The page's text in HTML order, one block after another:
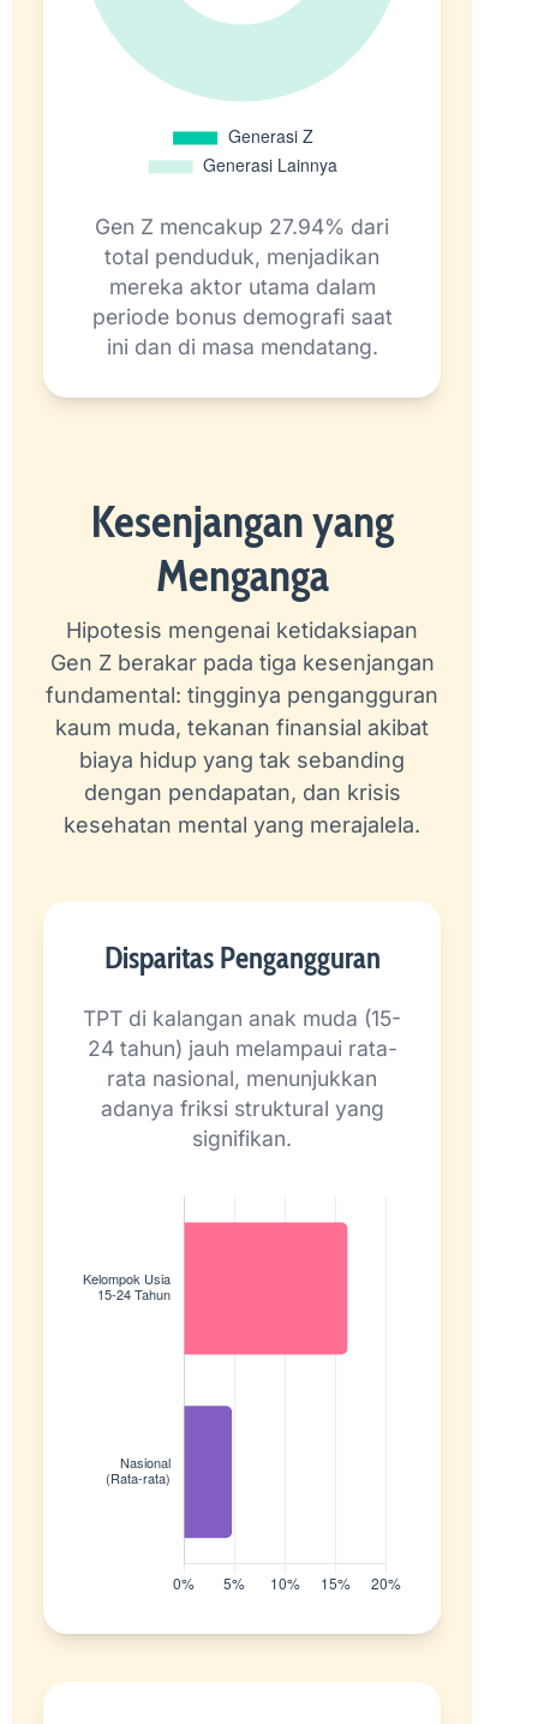
Gen Z mencakup 27.94% dari
total penduduk, menjadikan
mereka aktor utama dalam
periode bonus demografi saat
ini dan di masa mendatang.
Kesenjangan yang
Menganga
Hipotesis mengenai ketidaksiapan
Gen Z berakar pada tiga kesenjangan
fundamental: tingginya pengangguran
kaum muda, tekanan finansial akibat
biaya hidup yang tak sebanding
dengan pendapatan, dan krisis
kesehatan mental yang merajalela.
Disparitas Pengangguran
TPT di kalangan anak muda (15-
24 tahun) jauh melampaui rata-
rata nasional, menunjukkan
adanya friksi struktural yang
signifikan.